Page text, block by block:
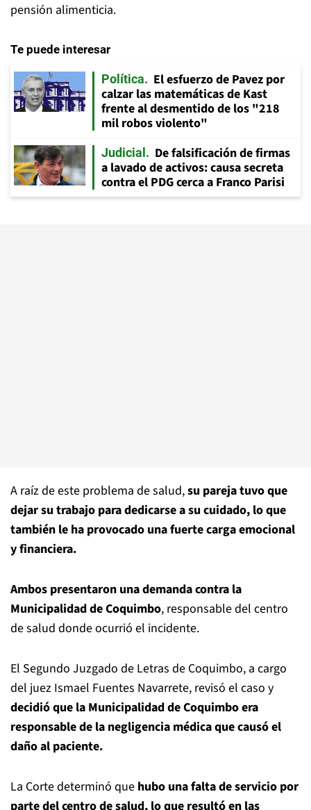
pensión alimenticia.
Te puede interesar
Política
El esfuerzo de Pavez por
calzar las matemáticas de Kast
frente al desmentido de los "218
mil robos violento"
Judicial
De falsificación de firmas
a lavado de activos: causa secreta
contra el PDG cerca a Franco Parisi
A raíz de este problema de salud,su pareja tuvo que
dejar su trabajo para dedicarse a su cuidado, lo que
también le ha provocado una fuerte carga emocional
y financiera.
Ambos presentaron una demanda contra la
Municipalidad de Coquimbo, responsable del centro
de salud donde ocurrió el incidente.
El Segundo Juzgado de Letras de Coquimbo, a cargo
del juez Ismael Fuentes Navarrete, revisó el caso y
decidió que la Municipalidad de Coquimbo era
responsable de la negligencia médica que causó el
daño al paciente.
La Corte determinó que hubo una falta de servicio por
parte del centro de salud, lo que resultó en las